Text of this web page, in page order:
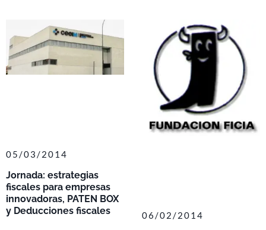
Jornada: estrategias
fiscales para empresas
innovadoras, PATEN BOX
y Deducciones fiscales
05/03/2014
06/02/2014